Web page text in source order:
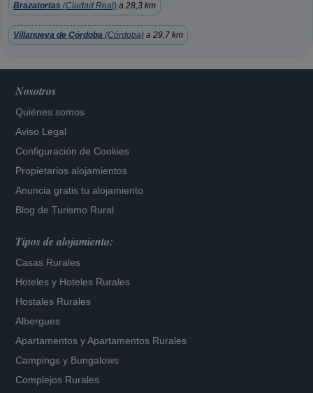
Brazatortas (Ciudad Real) a 28,3 km
Villanueva de Córdoba (Córdoba) a 29,7 km
Nosotros
Quiénes somos
Aviso Legal
Configuración de Cookies
Propietarios alojamientos
Anuncia gratis tu alojamiento
Blog de Turismo Rural
Tipos de alojamiento:
Casas Rurales
Hoteles y Hoteles Rurales
Hostales Rurales
Albergues
Apartamentos yApartamentos Rurales
Campings y Bungalows
Complejos Rurales